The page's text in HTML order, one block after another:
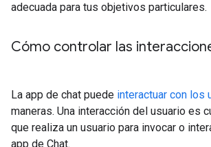
adecuada para tus objetivos particulares.
Cómo controlar las
La app de chat puede interactuar con los
maneras. Una interacción del usuario es
que realiza un usuario para invocar o
app de Chat.